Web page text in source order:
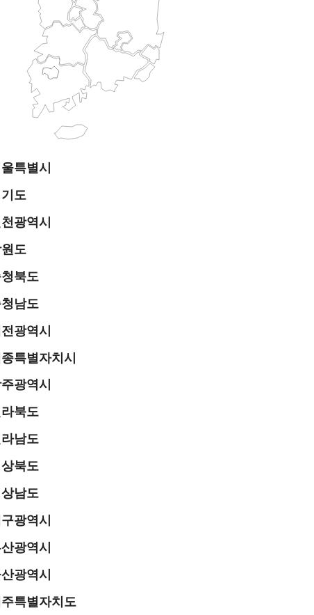
특별시
도
광역시
도
북도
남도
광역시
특별자치시
광역시
북도
남도
북도
남도
광역시
광역시
광역시
특별자치도